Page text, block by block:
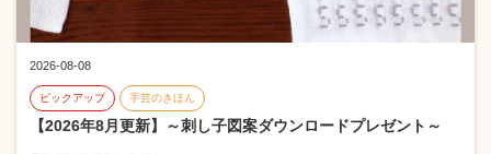
2026-08-08
ピックアップ 手芸のきほん
【2026年8月更新】～刺し子図案ダウンロードプレゼント～